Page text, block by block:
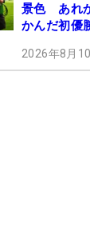
景色 あれ
かんだ初優
2026年8月